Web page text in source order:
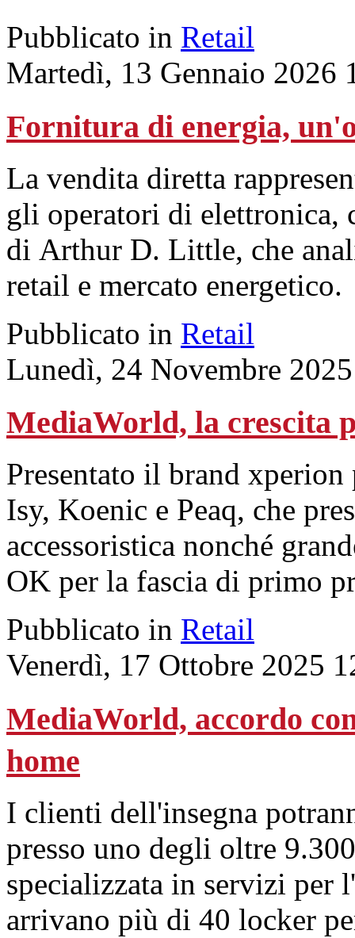
Pubblicato in Retail
Martedì, 13 Gennaio 2026
Fornitura di energia,
La vendita diretta
gli operatori di elettronica,
di Arthur D. Little, che
retail e mercato energetico.
Pubblicato in Retail
Lunedì, 24 Novembre
MediaWorld, la crescita
Presentato il brand
Isy, Koenic e Peaq, che
accessoristica nonché
OK per la fascia di primo
Pubblicato in Retail
Venerdì, 17 Ottobre 2025
MediaWorld, accordo
home
I clienti dell'insegna
presso uno degli oltre
specializzata in servizi per
arrivano più di 40 locker